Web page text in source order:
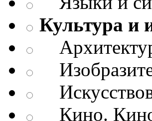
Культура и
Кино.